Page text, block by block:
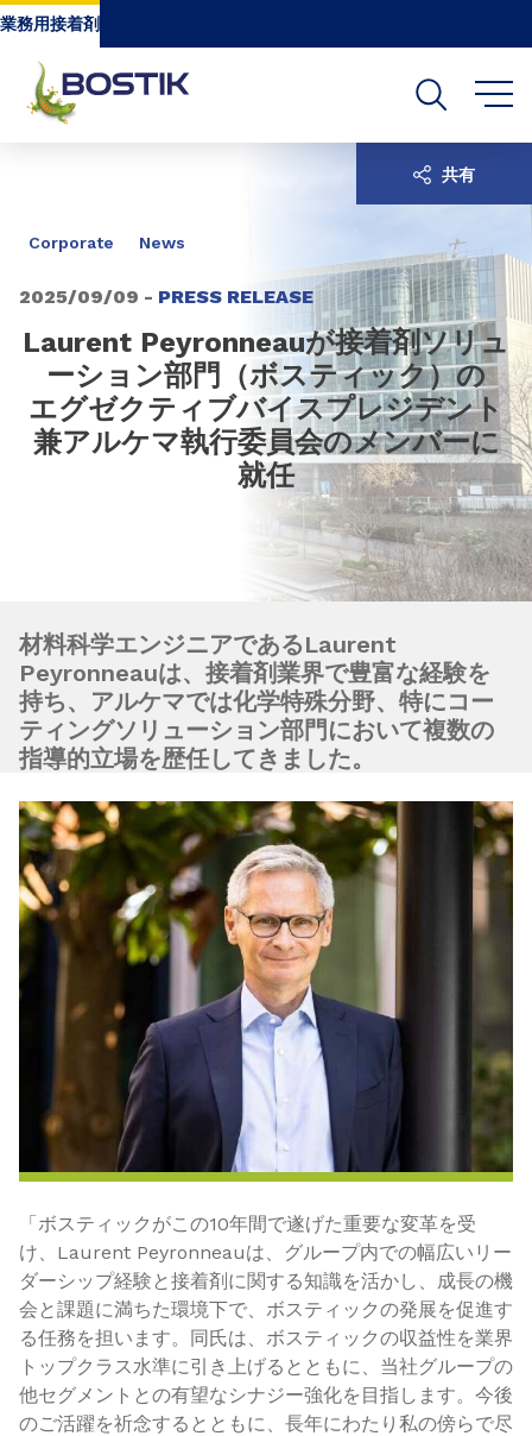
Go to content
業務用接着剤
Corporate News
2025/09/09 - PRESS RELEASE
Laurent Peyronneauが接着剤ソリュ
ーション部門（ボスティック）の
エグゼクティブバイスプレジデント
兼アルケマ執行委員会のメンバーに
就任
共有
材料科学エンジニアであるLaurent
Peyronneauは、接着剤業界で豊富な経験を
持ち、アルケマでは化学特殊分野、特にコー
ティングソリューション部門において複数の
指導的立場を歴任してきました。
「ボスティックがこの10年間で遂げた重要な変革を受
け、Laurent Peyronneauは、グループ内での幅広いリー
ダーシップ経験と接着剤に関する知識を活かし、成長の機
会と課題に満ちた環境下で、ボスティックの発展を促進す
る任務を担います。同氏は、ボスティックの収益性を業界
トップクラス水準に引き上げるとともに、当社グループの
他セグメントとの有望なシナジー強化を目指します。今後
のご活躍を祈念するとともに、長年にわたり私の傍らで尽